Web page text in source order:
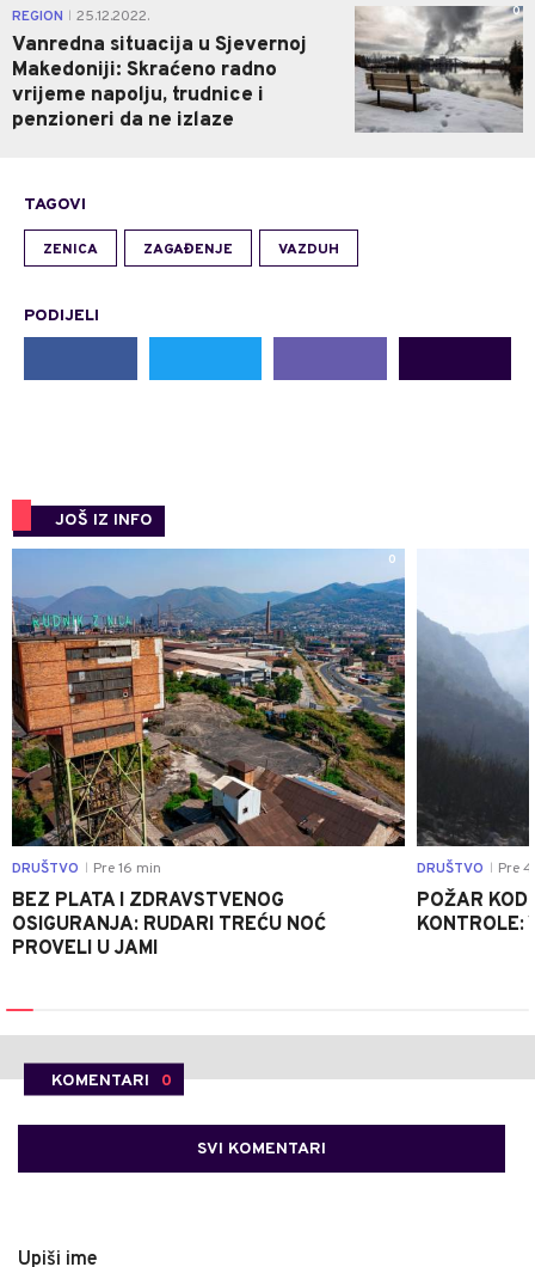
REGION 25.12.2022.
Vanredna situacija u Sjevernoj
Makedoniji: Skraćeno radno
vrijeme napolju, trudnice i
penzioneri da ne izlaze
0
TAGOVI
ZENICA ZAGAĐENJE VAZDUH
PODIJELI
JOŠ IZ INFO
0
DRUŠTVO Pre 16 min
BEZ PLATA I ZDRAVSTVENOG
OSIGURANJA: RUDARI TREĆU NOĆ
PROVELI U JAMI
DRUŠTVO Pre
POŽAR KOD
KONTROLE:
KOMENTARI 0
SVI KOMENTARI
Upiši ime